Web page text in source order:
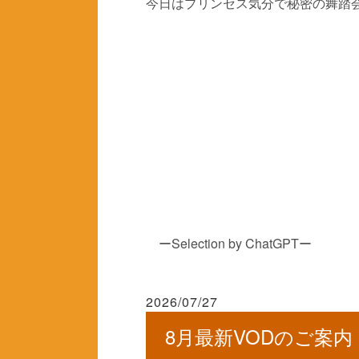
ーSelection by ChatGPTー
2026/07/27
8月最新VODのご案内